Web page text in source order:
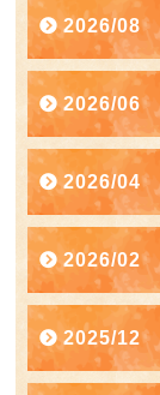
2026/08
2026/06
2026/04
2026/02
2025/12